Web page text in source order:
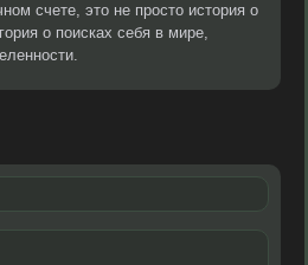
счете, это не просто история о
о поисках себя в мире,